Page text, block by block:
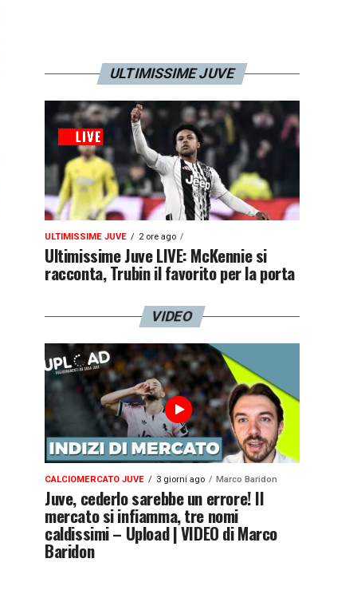
ULTIMISSIME JUVE
ULTIMISSIME JUVE 2 ore ago
Ultimissime Juve LIVE: McKennie si
racconta, Trubin il favorito per la porta
VIDEO
CALCIOMERCATO JUVE 3 giorni ago Marco Baridon
Juve, cederlo sarebbe un errore! Il
mercato si infiamma, tre nomi
caldissimi – Upload | VIDEO di Marco
Baridon